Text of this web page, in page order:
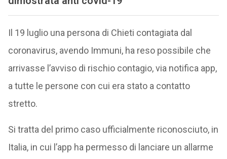
Il 19 luglio una persona di Chieti contagiata dal
coronavirus, avendo Immuni, ha reso possibile che
arrivasse l’avviso di rischio contagio, via notifica app,
a tutte le persone con cui era stato a contatto
stretto.
Si tratta del primo caso ufficialmente riconosciuto, in
Italia, in cui l’app ha permesso di lanciare un allarme